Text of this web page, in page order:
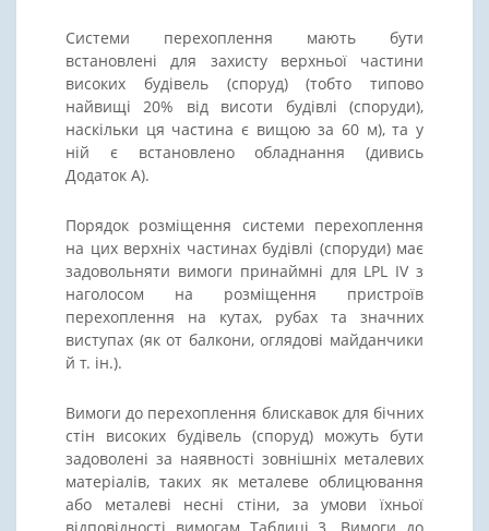
Системи перехоплення мають бути
встановлені для захисту верхньої частини
високих будівель (споруд) (тобто типово
найвищі 20% від висоти будівлі (споруди),
наскільки ця частина є вищою за 60 м), та у
ній є встановлено обладнання (дивись
Додаток А).
Порядок розміщення системи перехоплення
на цих верхніх частинах будівлі (споруди) має
задовольняти вимоги принаймні для LPL IV з
наголосом на розміщення пристроїв
перехоплення на кутах, рубах та значних
виступах (як от балкони, оглядові майданчики
й т. ін.).
Вимоги до перехоплення блискавок для бічних
стін високих будівель (споруд) можуть бути
задоволені за наявності зовнішніх металевих
матеріалів, таких як металеве облицювання
або металеві несні стіни, за умови їхньої